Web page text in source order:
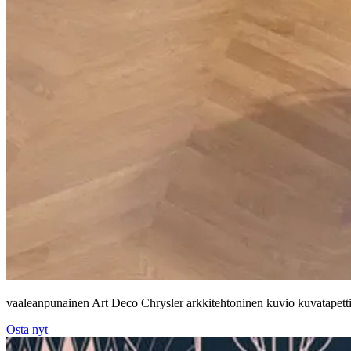
vaaleanpunainen Art Deco Chrysler arkkitehtoninen kuvio kuvatapetti
Osta nyt